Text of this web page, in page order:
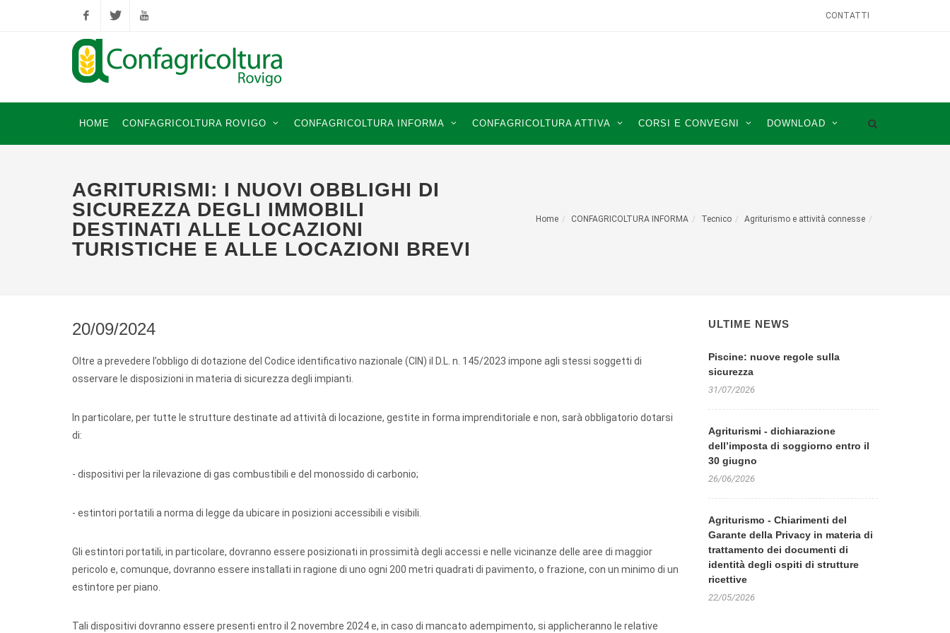
FacebookTwitter YouTube
CONTATTI
HOME CONFAGRICOLTURA ROVIGO CONFAGRICOLTURA INFORMA CONFAGRICOLTURA ATTIVA CORSI E CONVEGNI DOWNLOAD
AGRITURISMI: I NUOVI OBBLIGHI DI
SICUREZZA DEGLI IMMOBILI
DESTINATI ALLE LOCAZIONI
TURISTICHE E ALLE LOCAZIONI BREVI
Home CONFAGRICOLTURA INFORMA Tecnico Agriturismo e attività connesse
20/09/2024
Oltre a prevedere l’obbligo di dotazione del Codice identificativo nazionale (CIN) il D.L. n. 145/2023 impone agli stessi soggetti di
osservare le disposizioni in materia di sicurezza degli impianti.
In particolare, per tutte le strutture destinate ad attività di locazione, gestite in forma imprenditoriale e non, sarà obbligatorio dotarsi
di:
- dispositivi per la rilevazione di gas combustibili e del monossido di carbonio;
- estintori portatili a norma di legge da ubicare in posizioni accessibili e visibili.
Gli estintori portatili, in particolare, dovranno essere posizionati in prossimità degli accessi e nelle vicinanze delle aree di maggior
pericolo e, comunque, dovranno essere installati in ragione di uno ogni 200 metri quadrati di pavimento, o frazione, con un minimo di un
estintore per piano.
Tali dispositivi dovranno essere presenti entro il 2 novembre 2024 e, in caso di mancato adempimento, si applicheranno le relative
ULTIME NEWS
Piscine: nuove regole sulla
sicurezza
31/07/2026
Agriturismi - dichiarazione
dell’imposta di soggiorno entro il
30 giugno
26/06/2026
Agriturismo - Chiarimenti del
Garante della Privacy in materia di
trattamento dei documenti di
identità degli ospiti di strutture
ricettive
22/05/2026